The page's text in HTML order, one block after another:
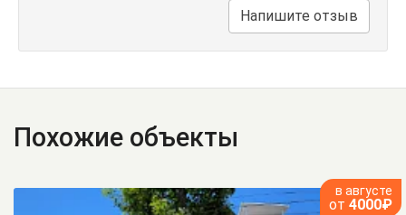
Напишите отзыв
Похожие объекты
в августе
от 4000₽